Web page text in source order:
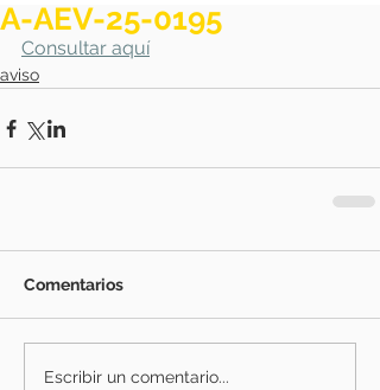
A-AEV-25-0195
Consultar aquí
aviso
Comentarios
Escribir un comentario...